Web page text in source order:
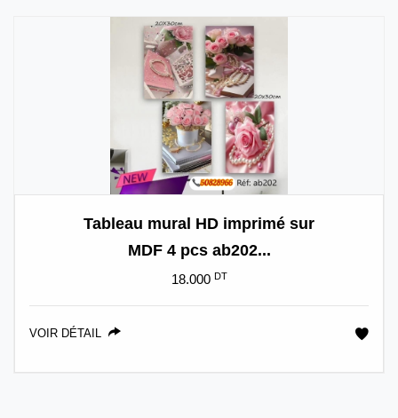
Tableau mural HD imprimé sur
MDF 4 pcs ab202...
18.000 DT
VOIR DÉTAIL